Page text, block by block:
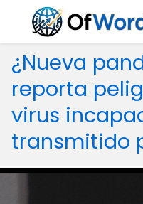
¿Nueva
reporta
virus
transmitido